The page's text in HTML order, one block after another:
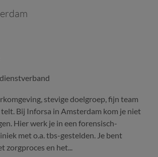
stevige doelgroep, fijn team
Bij Inforsa in Amsterdam kom je niet
Hier werk je in een forensisch-
met o.a. tbs-gestelden. Je bent
zorgproces en het...